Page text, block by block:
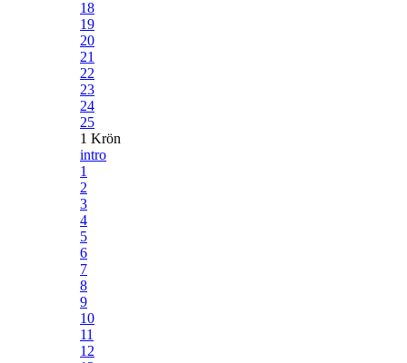
18
19
20
21
22
23
24
25
1 Krön
intro
1
2
3
4
5
6
7
8
9
10
11
12